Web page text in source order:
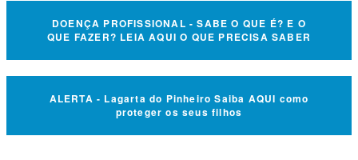
DOENÇA PROFISSIONAL - SABE O QUE É? E O
QUE FAZER? LEIA AQUI O QUE PRECISA SABER
ALERTA - Lagarta do Pinheiro Saiba AQUI como
proteger os seus filhos